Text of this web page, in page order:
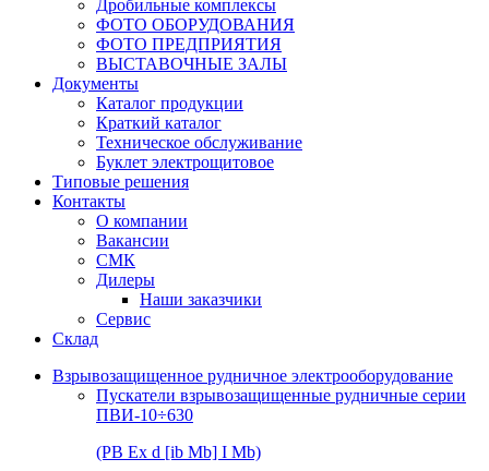
Дробильные комплексы
ФОТО ОБОРУДОВАНИЯ
ФОТО ПРЕДПРИЯТИЯ
ВЫСТАВОЧНЫЕ ЗАЛЫ
Документы
Каталог продукции
Краткий каталог
Техническое обслуживание
Буклет электрощитовое
Типовые решения
Контакты
О компании
Вакансии
СМК
Дилеры
Наши заказчики
Сервис
Склад
Взрывозащищенное рудничное электрооборудование
Пускатели взрывозащищенные рудничные серии
ПВИ-10÷630
(РВ Ex d [ib Mb] I Mb)